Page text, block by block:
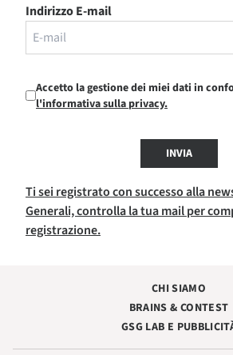
Indirizzo E-mail
Accetto la gestione dei miei dati in
l'informativa sulla privacy.
INVIA
Ti sei registrato con successo alla
Generali, controlla la tua mail per
registrazione.
CHI SIAMO
BRAINS & CONTEST
GSG LAB E